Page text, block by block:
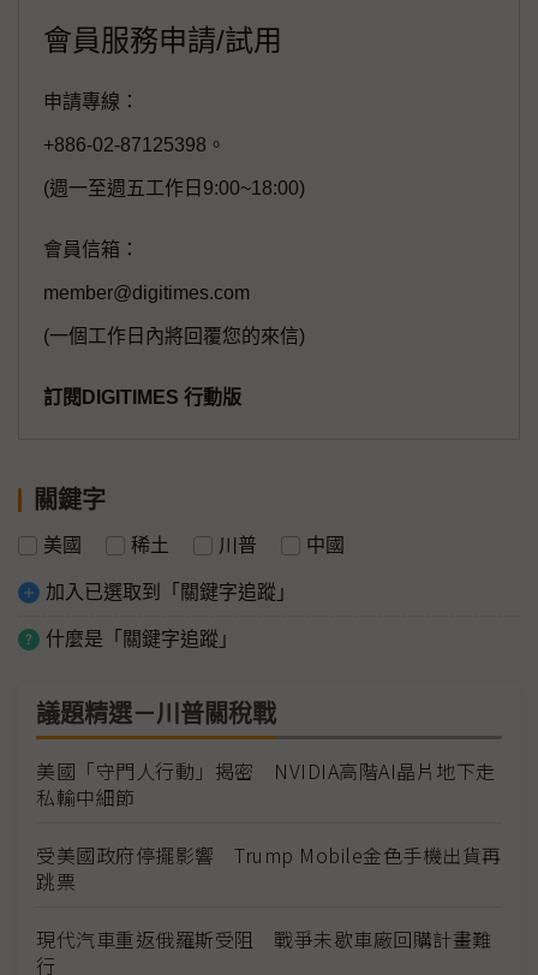
會員服務申請/試用
申請專線：
+886-02-87125398。
(週一至週五工作日9:00~18:00)
會員信箱：
member@digitimes.com
(一個工作日內將回覆您的來信)
訂閱DIGITIMES 行動版
關鍵字
美國 稀土 川普 中國
加入已選取到「關鍵字追蹤」
什麼是「關鍵字追蹤」
議題精選－川普關稅戰
美國「守門人行動」揭密 NVIDIA高階AI晶片地下走
私輸中細節
受美國政府停擺影響 Trump Mobile金色手機出貨再
跳票
現代汽車重返俄羅斯受阻 戰爭未歇車廠回購計畫難
行